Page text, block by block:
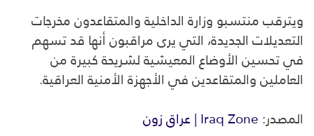
ويترقب منتسبو وزارة الداخلية والمتقاعدون مخرجات
التعديلات الجديدة، التي يرى مراقبون أنها قد تسهم
في تحسين الأوضاع المعيشية لشريحة كبيرة من
العاملين والمتقاعدين في الأجهزة الأمنية العراقية.
المصدر:Iraq Zone | عراق زون